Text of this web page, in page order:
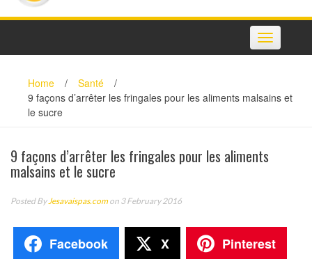
Toggle
navigation
Home / Santé
/
9 façons d’arrêter les fringales pour les aliments malsains et
le sucre
9 façons d’arrêter les fringales pour les aliments
malsains et le sucre
Posted ByJesavaispas.comon 3 February 2016
Facebook X Pinterest